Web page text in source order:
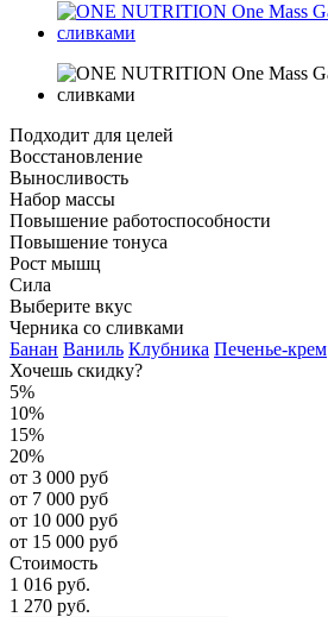
Подходит для целей
Восстановление
Выносливость
Набор массы
Повышение работоспособности
Повышение тонуса
Рост мышц
Сила
Выберите вкус
Черника со сливками
Банан Ваниль Клубника Печенье-крем
Хочешь скидку?
5%
10%
15%
20%
от 3 000 руб
от 7 000 руб
от 10 000 руб
от 15 000 руб
Стоимость
1 016 руб.
1 270 руб.